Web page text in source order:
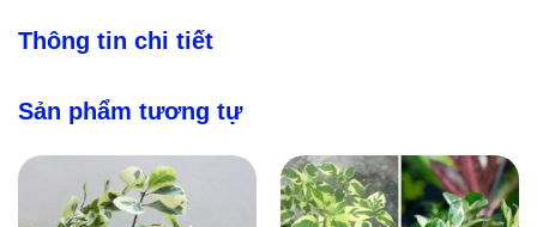
Thông tin chi tiết
Sản phẩm tương tự